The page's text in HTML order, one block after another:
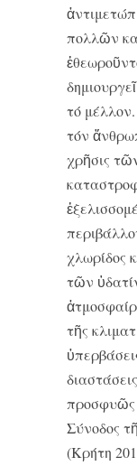
πολλῶν
τό
τόν
χρῆσις
χλωρίδος
τῶν
τῆς
προσφυῶς
Σύνοδος
(Κρήτη